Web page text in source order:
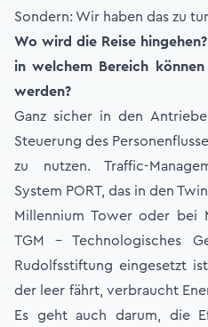
Sondern: Wir haben das zu
Wo wird die Reise
in welchem Bereich
werden?
Ganz sicher in den
Steuerung des
zu nutzen. Traffic-
System PORT, das in den
Millennium Tower oder bei
TGM – Technologisches
Rudolfsstiftung eingesetzt
der leer fährt, verbraucht
Es geht auch darum, die